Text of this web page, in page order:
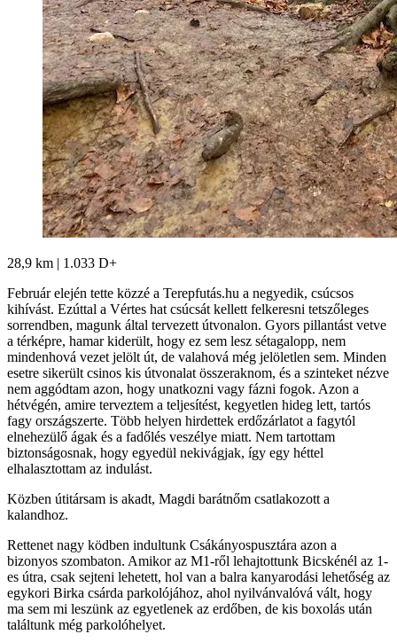
28,9 km | 1.033 D+
Február elején tette közzé a Terepfutás.hu a negyedik, csúcsos
kihívást. Ezúttal a Vértes hat csúcsát kellett felkeresni tetszőleges
sorrendben, magunk által tervezett útvonalon. Gyors pillantást vetve
a térképre, hamar kiderült, hogy ez sem lesz sétagalopp, nem
mindenhová vezet jelölt út, de valahová még jelöletlen sem. Minden
esetre sikerült csinos kis útvonalat összeraknom, és a szinteket nézve
nem aggódtam azon, hogy unatkozni vagy fázni fogok. Azon a
hétvégén, amire terveztem a teljesítést, kegyetlen hideg lett, tartós
fagy országszerte. Több helyen hirdettek erdőzárlatot a fagytól
elnehezülő ágak és a fadőlés veszélye miatt. Nem tartottam
biztonságosnak, hogy egyedül nekivágjak, így egy héttel
elhalasztottam az indulást.
Közben útitársam is akadt, Magdi barátnőm csatlakozott a
kalandhoz.
Rettenet nagy ködben indultunk Csákányospusztára azon a
bizonyos szombaton. Amikor az M1-ről lehajtottunk Bicskénél az 1-
es útra, csak sejteni lehetett, hol van a balra kanyarodási lehetőség az
egykori Birka csárda parkolójához, ahol nyilvánvalóvá vált, hogy
ma sem mi leszünk az egyetlenek az erdőben, de kis boxolás után
találtunk még parkolóhelyet.